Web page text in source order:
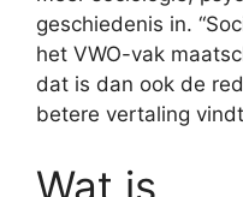
geschiedenis in.
het VWO-vak
dat is dan ook de
betere vertaling
Wat is